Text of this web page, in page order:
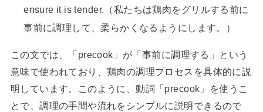
ensure it is tender.（私たちは鶏肉をグリルする前に
事前に調理して、柔らかくなるようにします。）
この文では、「precook」が「事前に調理する」という
意味で使われており、鶏肉の調理プロセスを具体的に説
明しています。このように、動詞「precook」を使うこ
とで、調理の手間や流れをシンプルに説明できるので